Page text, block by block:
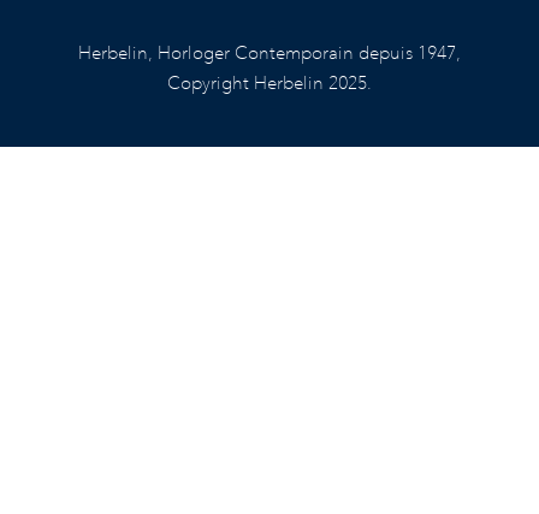
Herbelin, Horloger Contemporain depuis 1947,
Copyright Herbelin 2025.